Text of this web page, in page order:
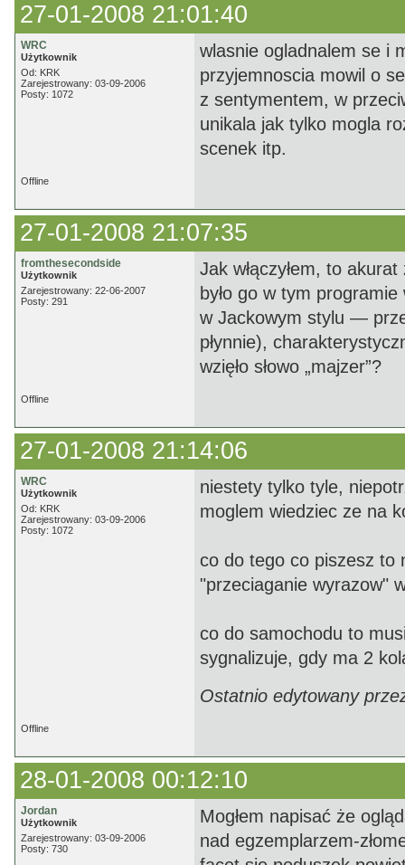
27-01-2008 21:01:40
WRC
Użytkownik
Od: KRK
Zarejestrowany: 03-09-2006
Posty: 1072
wlasnie ogladnalem se i
przyjemnoscia mowil o
z sentymentem, w
unikala jak tylko mogla
scenek itp.
Offline
27-01-2008 21:07:35
fromthesecondside
Użytkownik
Zarejestrowany: 22-06-2007
Posty: 291
Jak włączyłem, to
było go w tym
w Jackowym stylu —
płynnie),
wzięło słowo „majzer”?
Offline
27-01-2008 21:14:06
WRC
Użytkownik
Od: KRK
Zarejestrowany: 03-09-2006
Posty: 1072
niestety tylko tyle,
moglem wiedziec ze na
co do tego co piszesz to
"przeciaganie wyrazow"
co do samochodu to
sygnalizuje, gdy ma 2
Ostatnio edytowany
Offline
28-01-2008 00:12:10
Jordan
Użytkownik
Zarejestrowany: 03-09-2006
Posty: 730
Mogłem napisać że
nad egzemplarzem-